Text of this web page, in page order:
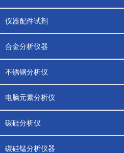
仪器配件试剂
合金分析仪器
不锈钢分析仪
电脑元素分析仪
碳硅分析仪
碳硅锰分析仪器